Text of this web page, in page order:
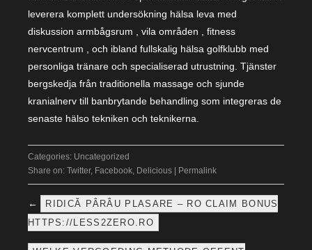
leverera komplett undersökning hälsa leva med
diskussion armbågsrum , vila områden , fitness
nervcentrum , och ibland fullskalig hälsa golfklubb med
personliga tränare och specialiserad utrustning. Tjänster
bergskedja från traditionella massage och sjunde
kranialnerv till banbrytande behandling som integreras de
senaste hälso tekniken och teknikerna.
Categories: Uncategorized
Share on: Twitter, Facebook Delicious Permalink
←
RIDICĂ PÂRÂU PLASARE – RO CLAIM BONUS
HTTPS://LESS2ZERO.RO